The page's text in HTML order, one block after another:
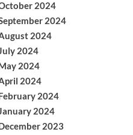
2024
2024
2024
2024
2024
2024
2024
2024
2023